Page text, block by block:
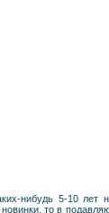
нибудь 5-10 лет
то в